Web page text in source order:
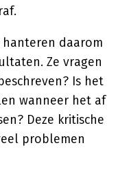
daarom
Ze vragen
Is het
wanneer het af
Deze kritische
problemen